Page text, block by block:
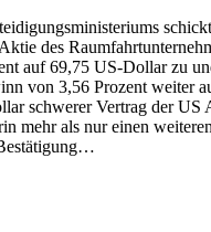
des
auf 69,75 US-Dollar zu
von 3,56 Prozent weiter
schwerer Vertrag der US
mehr als nur einen